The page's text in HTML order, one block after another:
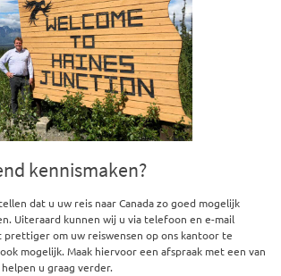
kennismaken?
dat u uw reis naar Canada zo goed mogelijk
Uiteraard kunnen wij u via telefoon en e-mail
prettiger om uw reiswensen op ons kantoor te
mogelijk. Maak hiervoor een afspraak met een van
u graag verder.